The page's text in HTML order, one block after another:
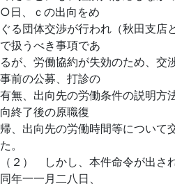
○日、ｃの出向をめ
ぐる団体交渉が行われ（秋田支店
で扱うべき事項であ
るが、労働協約が失効のため、交
事前の公募、打診の
有無、出向先の労働条件の説明方
向終了後の原職復
帰、出向先の労働時間等について
た。
（２） しかし、本件命令が出さ
同年一一月二八日、